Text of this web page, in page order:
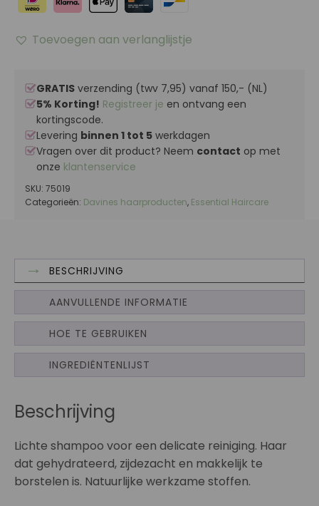
Toevoegen aan verlanglijstje
GRATIS verzending (twv 7,95) vanaf 150,- (NL)
5% Korting! Registreer je en ontvang een
kortingscode.
Levering binnen 1 tot 5 werkdagen
Vragen over dit product? Neem contact op met
onze klantenservice
SKU: 75019
Categorieën: Davines haarproducten, Essential Haircare
BESCHRIJVING
AANVULLENDE INFORMATIE
HOE TE GEBRUIKEN
INGREDIËNTENLIJST
Beschrijving
Lichte shampoo voor een delicate reiniging. Haar
dat gehydrateerd, zijdezacht en makkelijk te
borstelen is. Natuurlijke werkzame stoffen.